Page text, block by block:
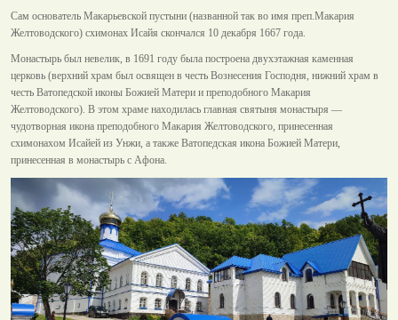
Сам основатель Макарьевской пустыни (названной так во имя преп.Макария
Желтоводского) схимонах Исайя скончался 10 декабря 1667 года.
Монастырь был невелик, в 1691 году была построена двухэтажная каменная
церковь (верхний храм был освящен в честь Вознесения Господня, нижний храм в
честь Ватопедской иконы Божией Матери и преподобного Макария
Желтоводского). В этом храме находилась главная святыня монастыря —
чудотворная икона преподобного Макария Желтоводского, принесенная
схимонахом Исайей из Унжи, а также Ватопедская икона Божией Матери,
принесенная в монастырь с Афона.